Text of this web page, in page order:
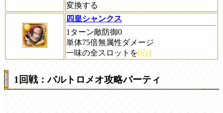
変換する
四皇シャンクス
1ターン敵防御0
単体75倍無属性ダメージ
一味の全スロットを[心]
1回戦：バルトロメオ攻略パーティ